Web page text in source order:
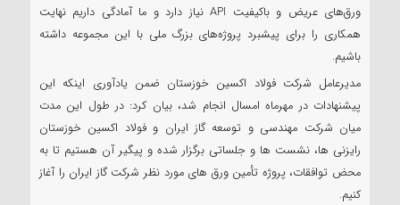
ورق‌های عریض و باکیفیت API نیاز دارد و ما آمادگی داریم نهایت
همکاری را برای پیشبرد پروژه‌های بزرگ ملی با این مجموعه داشته
باشیم.
مدیرعامل شرکت فولاد اکسین خوزستان ضمن یادآوری اینکه این
پیشنهادات در مهرماه امسال انجام شد، بیان کرد: در طول این مدت
میان شرکت مهندسی و توسعه گاز ایران و فولاد اکسین خوزستان
رایزنی ها، نشست ها و جلساتی برگزار شده و پیگیر آن هستیم تا به
محض توافقات، پروژه تأمین ورق های مورد نظر شرکت گاز ایران را آغاز
کنیم.